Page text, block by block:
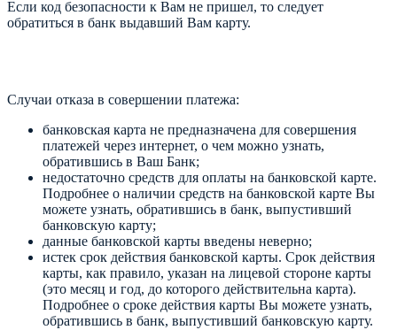
Если код безопасности к Вам не пришел, то следует
обратиться в банк выдавший Вам карту.
Случаи отказа в совершении платежа:
банковская карта не предназначена для совершения
платежей через интернет, о чем можно узнать,
обратившись в Ваш Банк;
недостаточно средств для оплаты на банковской карте.
Подробнее о наличии средств на банковской карте Вы
можете узнать, обратившись в банк, выпустивший
банковскую карту;
данные банковской карты введены неверно;
истек срок действия банковской карты. Срок действия
карты, как правило, указан на лицевой стороне карты
(это месяц и год, до которого действительна карта).
Подробнее о сроке действия карты Вы можете узнать,
обратившись в банк, выпустивший банковскую карту.